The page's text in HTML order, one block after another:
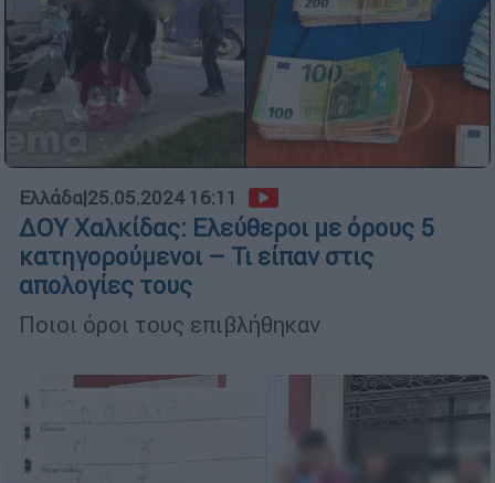
Ελλάδα|25.05.2024 16:11
ΔΟΥ Χαλκίδας: Ελεύθεροι με όρους 5
κατηγορούμενοι – Τι είπαν στις
απολογίες τους
Ποιοι όροι τους επιβλήθηκαν